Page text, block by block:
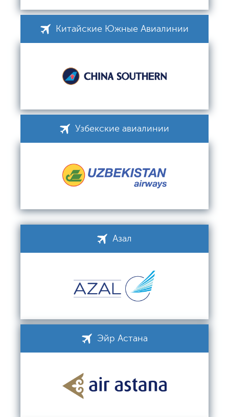
Китайские Южные Авиалинии
Узбекские авиалинии
Азал
Эйр Астана